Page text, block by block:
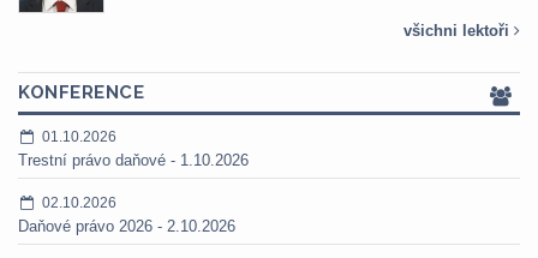
všichni lektoři
KONFERENCE
01.10.2026
Trestní právo daňové - 1.10.2026
02.10.2026
Daňové právo 2026 - 2.10.2026